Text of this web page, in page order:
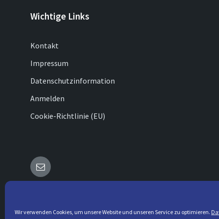
Wir verwenden Cookies, um unsere Website und unseren Service zu optimieren.
Wichtige Links
Kontakt
Impressum
Datenschutzinformation
Anmelden
Cookie-Richtlinie (EU)
E-